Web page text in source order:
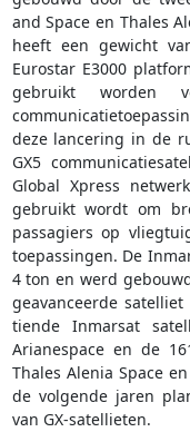
and Space en Thales
heeft een gewicht
Eurostar E3000
gebruikt worden
deze lancering in de
GX5
Global Xpress
gebruikt wordt om
passagiers op
toepassingen. De
4 ton en werd
geavanceerde
tiende Inmarsat
Arianespace en de
Thales Alenia Space
de volgende jaren
van GX-satellieten.